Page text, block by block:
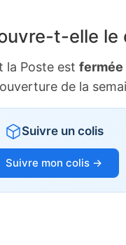
t-elle le
la Poste est fermée
de la
Suivre un colis
Suivre mon colis →